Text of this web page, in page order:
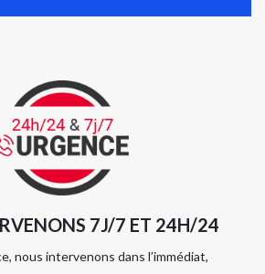
7J/7 ET 24H/24
nous intervenons dans l’immédiat,